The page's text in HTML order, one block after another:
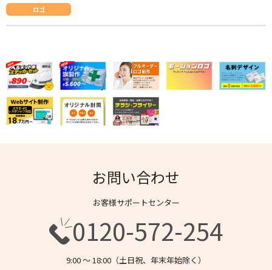
ロゴ
お問い合わせ
お客様サポートセンター
0120-572-254
9:00 〜 18:00（土日祝、年末年始除く）